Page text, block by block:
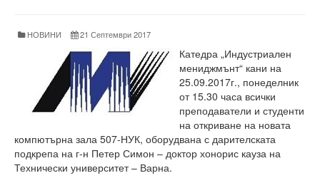
Факултети и Колежи
Факултети
Машинно-технологичен факултет
Корабостроителен факултет
Електротехнически факултет
НОВИНИ 21 Септември 2017
Катедра „Индустриален
мениджмънт“ кани на
25.09.2017г., понеделник
от 15.30 часа всички
преподаватели и студенти
на откриване на новата
компютърна зала 507-НУК, оборудвана с дарителската
подкрепа на г-н Петер Симон – доктор хонорис кауза на
Технически университет – Варна.